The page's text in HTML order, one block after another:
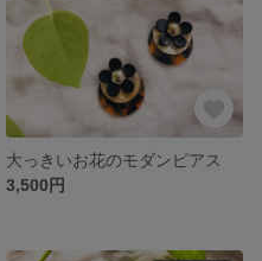
大っきいお花のモダンピアス
3,500円